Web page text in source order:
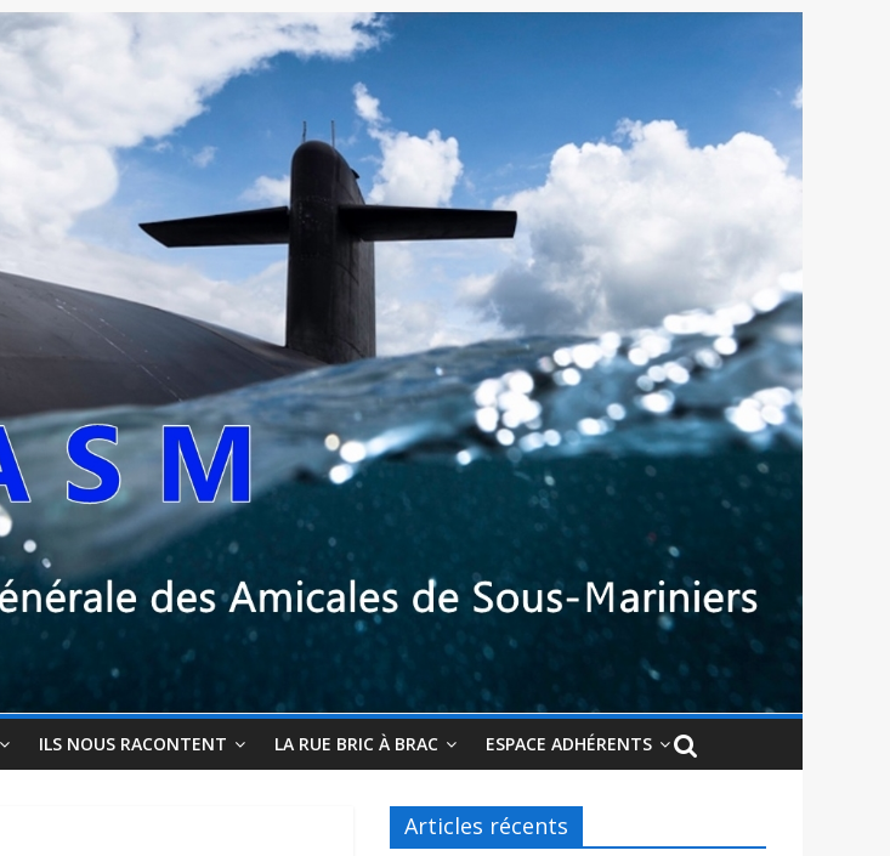
ILS NOUS RACONTENT LA RUE BRIC À BRAC ESPACE ADHÉRENTS
Articles récents